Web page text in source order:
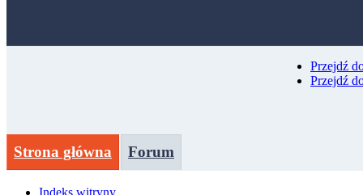
Przejdź
Przejdź
Strona główna Forum
Indeks witryny